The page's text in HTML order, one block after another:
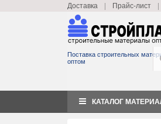
Доставка | Прайс-лист |
Поставка строительных
оптом
КАТАЛОГ